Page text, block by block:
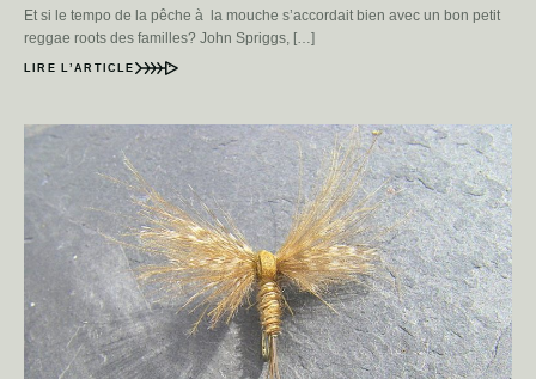
Et si le tempo de la pêche à la mouche s’accordait bien avec un bon petit
reggae roots des familles? John Spriggs, […]
LIRE L’ARTICLE